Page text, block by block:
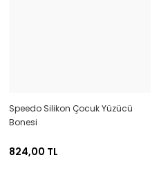
Speedo Silikon Çocuk Yüzücü
Bonesi
824,00 TL